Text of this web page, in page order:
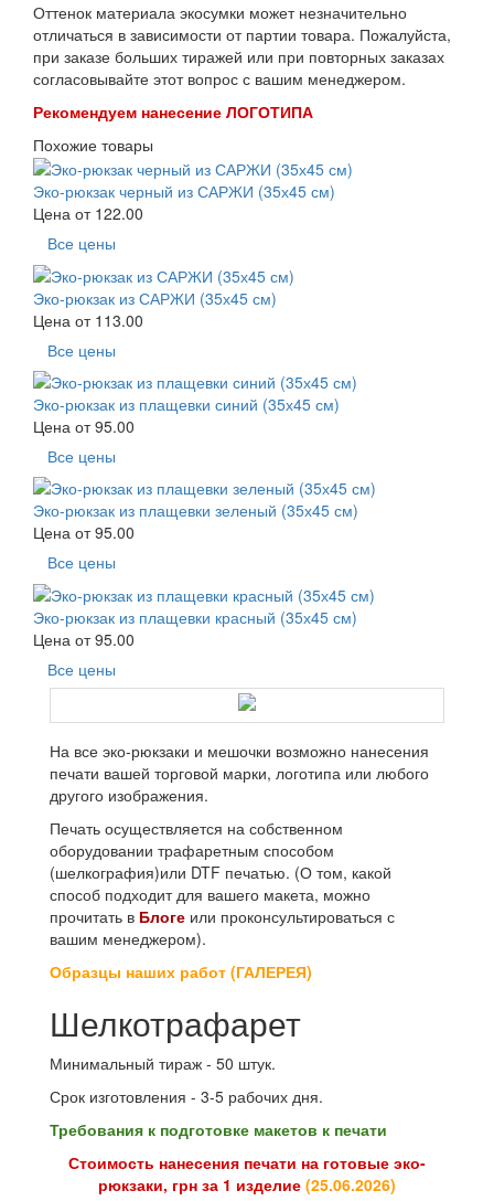
Оттенок материала экосумки может незначительно
отличаться в зависимости от партии товара. Пожалуйста,
при заказе больших тиражей или при повторных заказах
согласовывайте этот вопрос с вашим менеджером.
Рекомендуем нанесение ЛОГОТИПА
Похожие товары
Эко-рюкзак черный из САРЖИ (35х45 см)
Цена от 122.00
Все цены
Эко-рюкзак из САРЖИ (35х45 см)
Цена от 113.00
Все цены
Эко-рюкзак из плащевки синий (35х45 см)
Цена от95.00
Все цены
Эко-рюкзак из плащевки зеленый (35х45 см)
Цена от95.00
Все цены
Эко-рюкзак из плащевки красный (35х45 см)
Цена от95.00
Все цены
На все эко-рюкзаки и мешочки возможно нанесения
печати вашей торговой марки, логотипа или любого
другого изображения.
Печать осуществляется на собственном
оборудовании трафаретным способом
(шелкография)или DTF печатью. (О том, какой
способ подходит для вашего макета, можно
прочитать в Блоге или проконсультироваться с
вашим менеджером).
Образцы наших работ (ГАЛЕРЕЯ)
Шелкотрафарет
Минимальный тираж - 50 штук.
Срок изготовления - 3-5 рабочих дня.
Требования к подготовке макетов к печати
Стоимость нанесения печати на готовые эко-
рюкзаки, грн за 1 изделие (25.06.2026)